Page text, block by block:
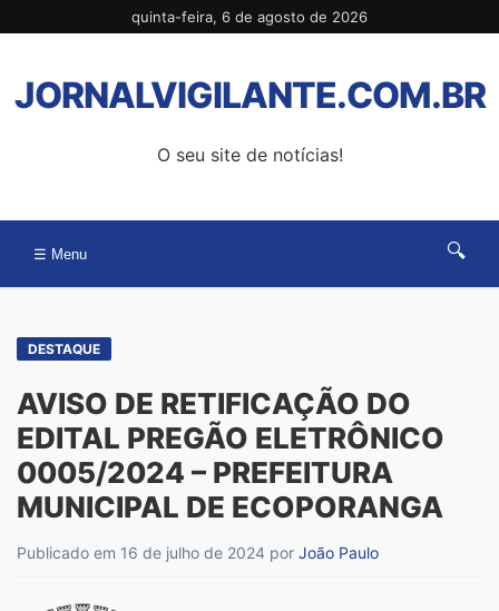
para
conteúdo
quinta-feira, 6 de agosto de 2026
JORNALVIGILANTE.COM.BR
O seu site de notícias!
☰ Menu 🔍
DESTAQUE
AVISO DE RETIFICAÇÃO DO
EDITAL PREGÃO ELETRÔNICO
0005/2024 – PREFEITURA
MUNICIPAL DE ECOPORANGA
Publicado em 16 de julho de 2024 por João Paulo